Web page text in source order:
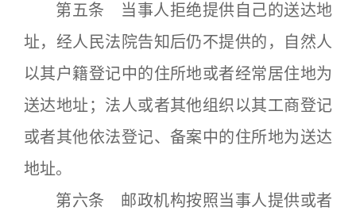
第五条 当事人拒绝提供自己的送达地
址，经人民法院告知后仍不提供的，自然人
以其户籍登记中的住所地或者经常居住地为
送达地址；法人或者其他组织以其工商登记
或者其他依法登记、备案中的住所地为送达
地址。
第六条 邮政机构按照当事人提供或者